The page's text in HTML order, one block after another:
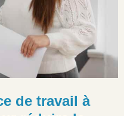
de travail à